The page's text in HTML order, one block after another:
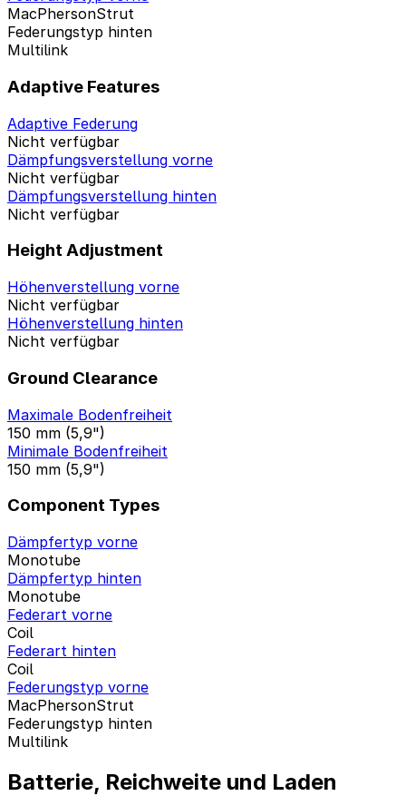
MacPhersonStrut
Federungstyp hinten
Multilink
Adaptive Features
Adaptive Federung
Nicht verfügbar
Dämpfungsverstellung vorne
Nicht verfügbar
Dämpfungsverstellung hinten
Nicht verfügbar
Height Adjustment
Höhenverstellung vorne
Nicht verfügbar
Höhenverstellung hinten
Nicht verfügbar
Ground Clearance
Maximale Bodenfreiheit
150 mm (5,9")
Minimale Bodenfreiheit
150 mm (5,9")
Component Types
Dämpfertyp vorne
Monotube
Dämpfertyp hinten
Monotube
Federart vorne
Coil
Federart hinten
Coil
Federungstyp vorne
MacPhersonStrut
Federungstyp hinten
Multilink
Batterie, Reichweite und Laden